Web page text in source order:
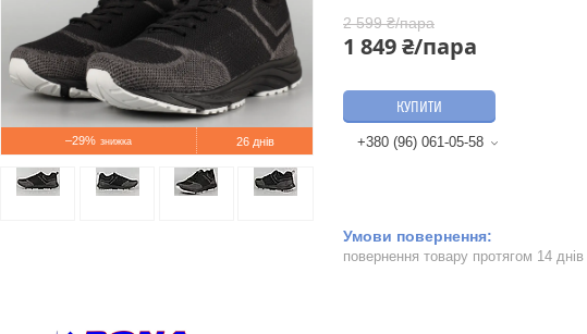
–29% 26 днів
2 599 ₴/пара
1 849 ₴/пара
КУПИТИ
+380 (96) 061-05-58
повернення товару протягом 14 днів